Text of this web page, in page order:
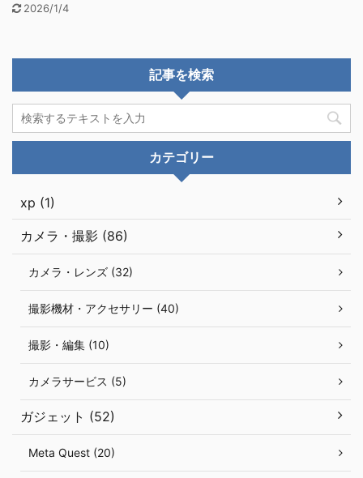
2026/1/4
記事を検索
カテゴリー
xp (1)
カメラ・撮影 (86)
カメラ・レンズ (32)
撮影機材・アクセサリー (40)
撮影・編集 (10)
カメラサービス (5)
ガジェット (52)
Meta Quest (20)